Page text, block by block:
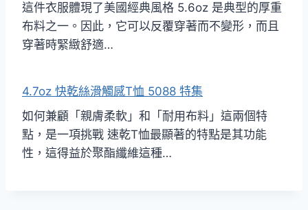
這件衣服體現了美國經典風格 5.6oz 是典型的厚重
布料之一。因此，它可以反覆穿著而不變形，而且
穿著時緊緻舒適…
4.7oz 快乾絲滑觸感T恤 5088 特集
如何兼顧「親膚柔軟」和「耐用布料」這兩個特
點，是一項挑戰 速乾T恤最顯著的特點是其功能
性，這得益於聚酯纖維這種…